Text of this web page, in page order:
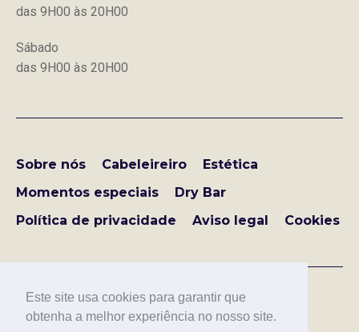
Este site usa cookies para garantir que
obtenha a melhor experiência no nosso site.
das 9H00 às 20H00
Sábado
das 9H00 às 20H00
Sobre nós Cabeleireiro
Estética
Momentos especiais
Dry Bar
Política de privacidade
Aviso legal Cookies
Copyright © LOVE IS IN THE HAIR